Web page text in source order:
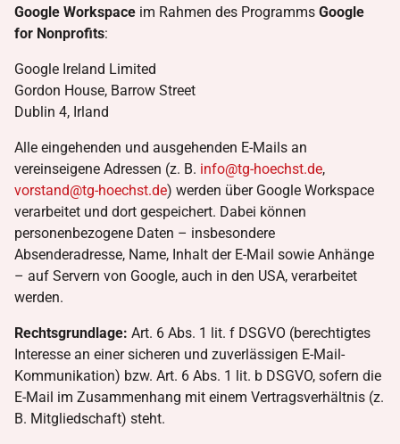
Google Workspace im Rahmen des Programms Google
for Nonprofits:
Google Ireland Limited
Gordon House, Barrow Street
Dublin 4, Irland
Alle eingehenden und ausgehenden E-Mails an
vereinseigene Adressen (z. B. info@tg-hoechst.de,
vorstand@tg-hoechst.de) werden über Google Workspace
verarbeitet und dort gespeichert. Dabei können
personenbezogene Daten – insbesondere
Absenderadresse, Name, Inhalt der E-Mail sowie Anhänge
– auf Servern von Google, auch in den USA, verarbeitet
werden.
Rechtsgrundlage: Art. 6 Abs. 1 lit. f DSGVO (berechtigtes
Interesse an einer sicheren und zuverlässigen E-Mail-
Kommunikation) bzw. Art. 6 Abs. 1 lit. b DSGVO, sofern die
E-Mail im Zusammenhang mit einem Vertragsverhältnis (z.
B. Mitgliedschaft) steht.